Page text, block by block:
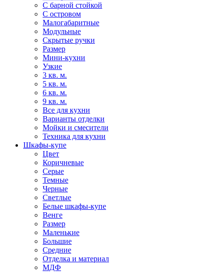
С барной стойкой
С островом
Малогабаритные
Модульные
Скрытые ручки
Размер
Мини-кухни
Узкие
3 кв. м.
5 кв. м.
6 кв. м.
9 кв. м.
Все для кухни
Варианты отделки
Мойки и смесители
Техника для кухни
Шкафы-купе
Цвет
Коричневые
Серые
Темные
Черные
Светлые
Белые шкафы-купе
Венге
Размер
Маленькие
Большие
Средние
Отделка и материал
МДФ